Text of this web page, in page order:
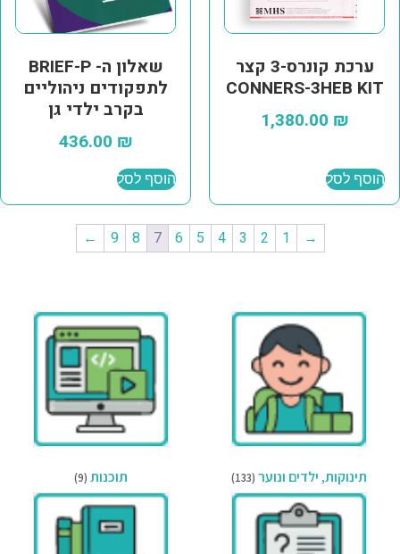
ערכת קונרס-3 קצר
CONNERS-3HEB KIT
1,380.00 ₪
הוסף לסל
שאלון ה- BRIEF-P
לתפקודים ניהוליים
בקרב ילדי גן
436.00 ₪
הוסף לסל
→
1
2
3
4
5
6
7
8
9
←
תינוקות, ילדים ונוער (133) תוכנות (9)